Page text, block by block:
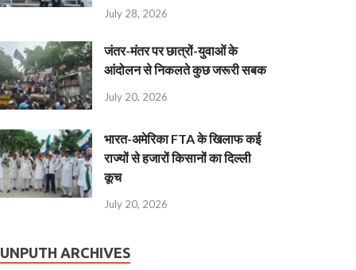
July 28, 2026
जंतर-मंतर पर छात्रों-युवाओं के
आंदोलन से निकलते कुछ जरूरी सबक
July 20, 2026
भारत-अमेरिका FTA के खिलाफ कई
राज्यों से हजारों किसानों का दिल्ली
कूच
July 20, 2026
ARCHIVES